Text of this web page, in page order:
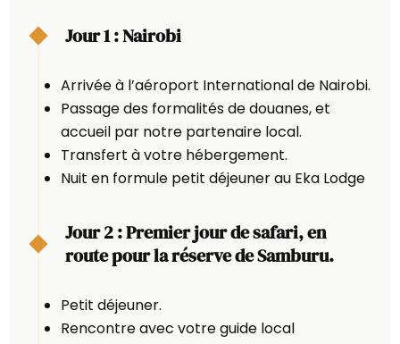
Jour 1 : Nairobi
Arrivée à l’aéroport International de Nairobi.
Passage des formalités de douanes, et
accueil par notre partenaire local.
Transfert à votre hébergement.
Nuit en formule petit déjeuner au Eka Lodge
Jour 2 : Premier jour de safari, en
route pour la réserve de Samburu.
Petit déjeuner.
Rencontre avec votre guide local